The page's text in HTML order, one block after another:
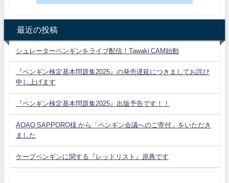
最近の投稿
シュレーターペンギンをライブ配信！Tawaki CAM始動
『ペンギン検定基本問題集2025』の発売遅延につきましてお詫び
申し上げます
『ペンギン検定基本問題集2025』出版予告です！！
AOAO SAPPORO様 から「ペンギン会議へのご寄付」をいただき
ました
ケープペンギンに関する『レッドリスト』原典です